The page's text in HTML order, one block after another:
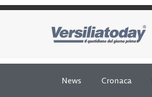
News Cronaca